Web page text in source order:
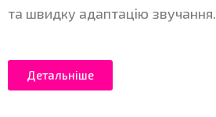
та швидку адаптацію звучання.
Детальніше